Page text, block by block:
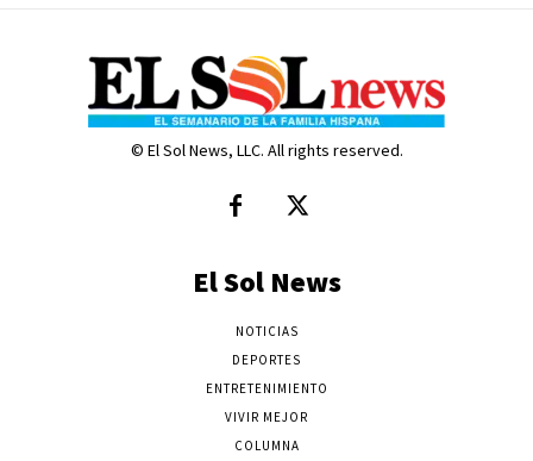
© El Sol News, LLC. All rights reserved.
El Sol News
NOTICIAS
DEPORTES
ENTRETENIMIENTO
VIVIR MEJOR
COLUMNA